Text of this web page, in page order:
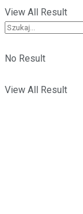
View All Result
No Result
View All Result